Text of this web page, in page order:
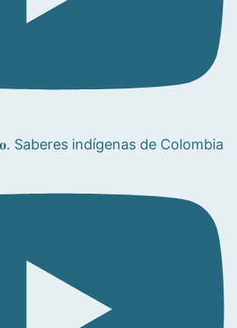
Saberes indígenas de Colombia